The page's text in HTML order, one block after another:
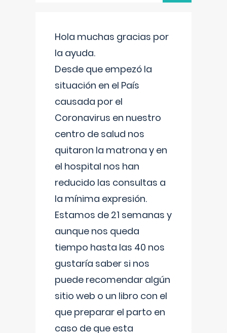
Hola muchas gracias por
la ayuda.
Desde que empezó la
situación en el País
causada por el
Coronavirus en nuestro
centro de salud nos
quitaron la matrona y en
el hospital nos han
reducido las consultas a
la mínima expresión.
Estamos de 21 semanas y
aunque nos queda
tiempo hasta las 40 nos
gustaría saber si nos
puede recomendar algún
sitio web o un libro con el
que preparar el parto en
caso de que esta